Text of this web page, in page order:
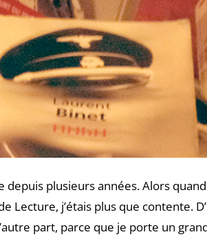
plusieurs années. Alors
Lecture, j’étais plus que contente.
part, parce que je porte un